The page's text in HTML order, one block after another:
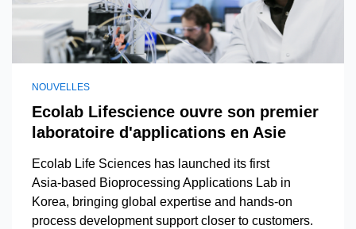
NOUVELLES
Ecolab Lifescience ouvre son premier
laboratoire d'applications en Asie
Ecolab Life Sciences has launched its first
Asia‑based Bioprocessing Applications Lab in
Korea, bringing global expertise and hands‑on
process development support closer to customers.